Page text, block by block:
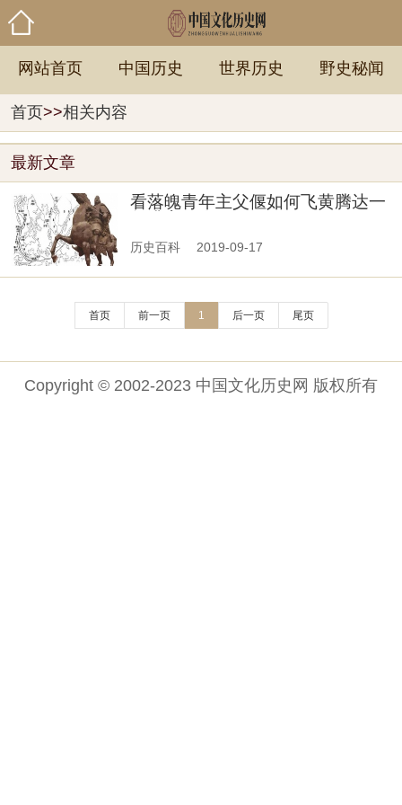
网站首页 中国历史 世界历史 野史秘闻
首页>>相关内容
最新文章
看落魄青年主父偃如何飞黄腾达一
历史百科 2019-09-17
首页 前一页 1 后一页 尾页
Copyright © 2002-2023 中国文化历史网 版权所有